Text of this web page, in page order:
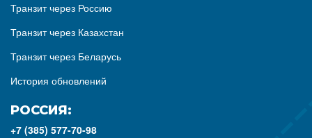
Транзит через Россию
Транзит через Казахстан
Транзит через Беларусь
История обновлений
РОССИЯ:
+7 (385) 577-70-98